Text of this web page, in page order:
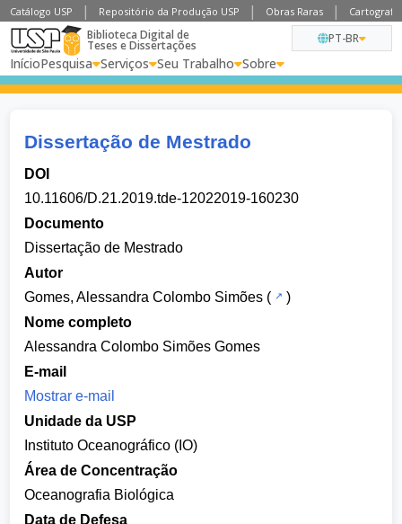
Catálogo USP Repositório da Produção USP Obras Raras
Biblioteca Digital de
Teses e Dissertações
InícioPesquisa Serviços Seu Trabalho Sobre
PT-BR
Dissertação de Mestrado
DOI
10.11606/D.21.2019.tde-12022019-160230
Documento
Dissertação de Mestrado
Autor
Gomes, Alessandra Colombo Simões (
)
Nome completo
Alessandra Colombo Simões Gomes
E-mail
Mostrar e-mail
Unidade da USP
Instituto Oceanográfico (IO)
Área de Concentração
Oceanografia Biológica
Data de Defesa